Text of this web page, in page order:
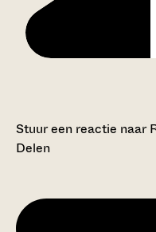
Stuur een reactie naar
Delen